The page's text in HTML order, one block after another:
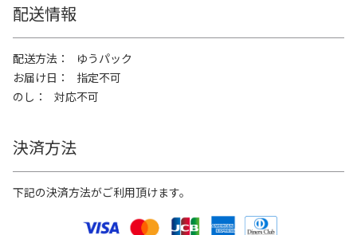
配送情報
配送方法
ゆうパック
お届け日
指定不可
のし
対応不可
決済方法
下記の決済方法がご利用頂けます。